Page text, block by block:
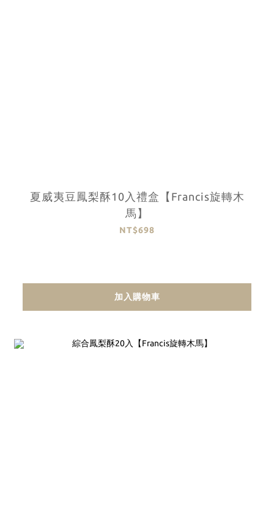
夏威夷豆鳳梨酥10入禮盒【Francis旋轉木
馬】
NT$698
加入購物車